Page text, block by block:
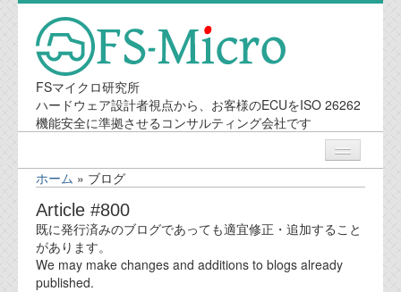
FSマイクロ研究所
ハードウェア設計者視点から、お客様のECUをISO 26262
機能安全に準拠させるコンサルティング会社です
ニュース
業務内容
ホーム » ブログ
Article #800
既に発行済みのブログであっても適宜修正・追加すること
があります。
We may make changes and additions to blogs already
published.